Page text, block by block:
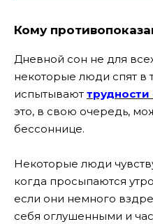
Кому
Дневной сон не для
некоторые люди спят в
испытывают
это, в свою очередь,
бессоннице.
Некоторые люди
когда просыпаются
если они немного
себя оглушенными и